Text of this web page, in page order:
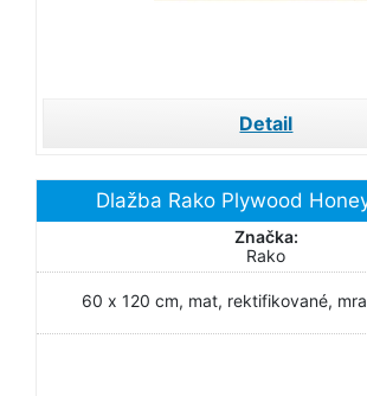
Detail
Dlažba Rako Plywood
Značka:
Rako
60 x 120 cm, mat, rektifikované,